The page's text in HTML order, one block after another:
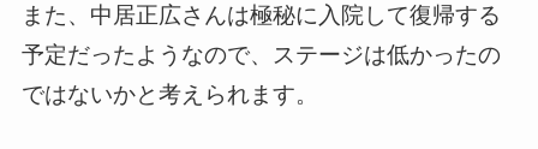
また、中居正広さんは極秘に入院して復帰する
予定だったようなので、ステージは低かったの
ではないかと考えられます。